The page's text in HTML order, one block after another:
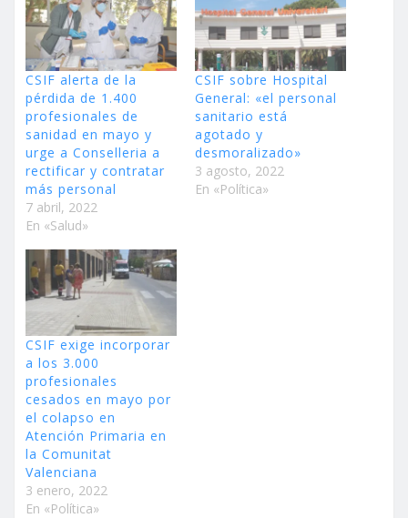
CSIF alerta de la
pérdida de 1.400
profesionales de
sanidad en mayo y
urge a Conselleria a
rectificar y contratar
más personal
7 abril, 2022
En «Salud»
CSIF sobre Hospital
General: «el personal
sanitario está
agotado y
desmoralizado»
3 agosto, 2022
En «Política»
CSIF exige incorporar
a los 3.000
profesionales
cesados en mayo por
el colapso en
Atención Primaria en
la Comunitat
Valenciana
3 enero, 2022
En «Política»